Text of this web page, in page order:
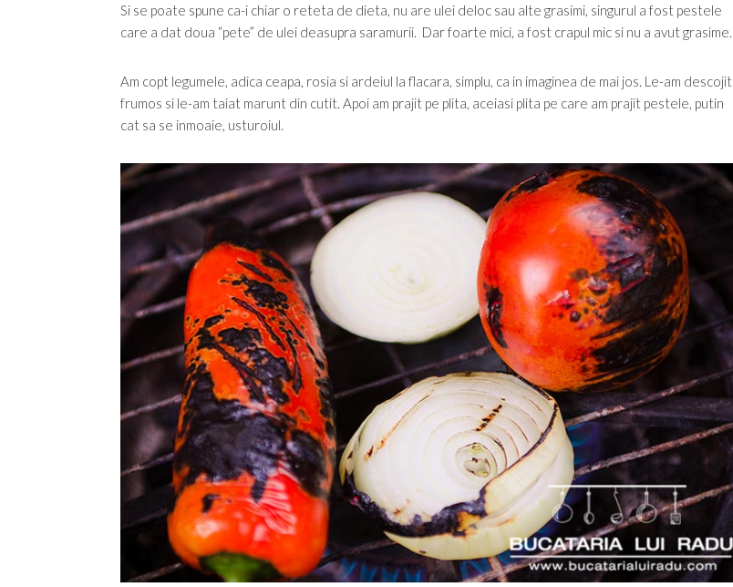
Si se poate spune ca-i chiar o reteta de dieta, nu are ulei deloc sau alte grasimi, singurul a fost pestele
care a dat doua “pete” de ulei deasupra saramurii. Dar foarte mici, a fost crapul mic si nu a avut grasime.
Am copt legumele, adica ceapa, rosia si ardeiul la flacara, simplu, ca in imaginea de mai jos. Le-am descojit
frumos si le-am taiat marunt din cutit. Apoi am prajit pe plita, aceiasi plita pe care am prajit pestele, putin
cat sa se inmoaie, usturoiul.